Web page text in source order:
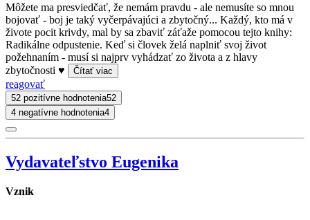
Môžete ma presviedčať, že nemám pravdu - ale nemusíte so mnou
bojovať - boj je taký vyčerpávajúci a zbytočný... Každý, kto má v
živote pocit krivdy, mal by sa zbaviť záťaže pomocou tejto knihy:
Radikálne odpustenie. Keď si človek želá naplniť svoj život
požehnaním - musí si najprv vyhádzať zo života a z hlavy
zbytočnosti ♥
Čítať viac
reagovať
52 pozitívne hodnotenia52
4 negatívne hodnotenia4
Vydavateľstvo Eugenika
Vznik